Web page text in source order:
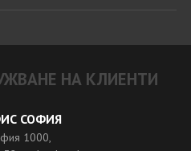
НА КЛИЕНТИ
СОФИЯ
1000,